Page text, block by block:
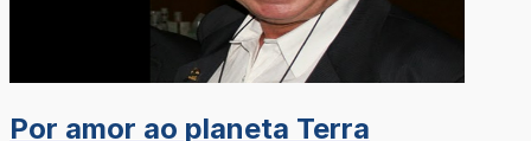
Por amor ao planeta Terra